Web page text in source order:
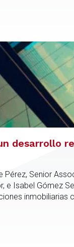
desarrollo
Senior
e Isabel Gómez
inmobiliarias